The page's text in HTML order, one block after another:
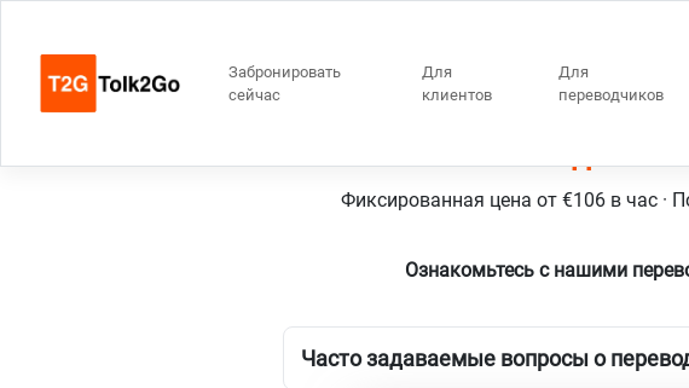
Забронировать
сейчас
Для
клиентов
Для
переводчиков
Фиксированная цена от €106 в час ·
Ознакомьтесь с нашими
Часто задаваемые вопросы о